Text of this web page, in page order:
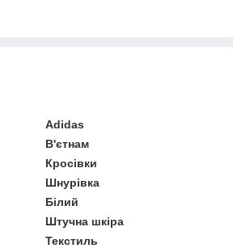
Adidas
В'єтнам
Кросівки
Шнурівка
Білий
Штучна шкіра
Текстиль